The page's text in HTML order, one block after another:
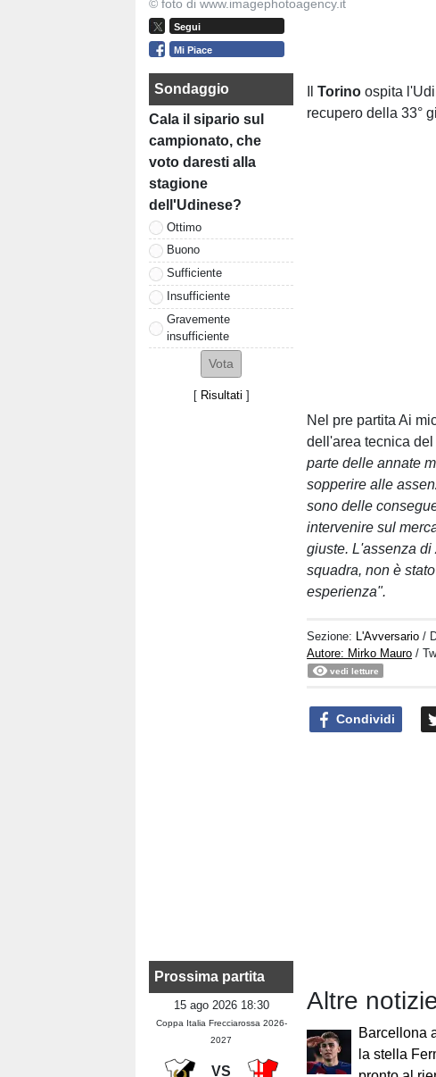
© foto di www.imagephotoagency.it
Segui
Mi Piace
Sondaggio
Cala il sipario sul
campionato, che
voto daresti alla
stagione
dell'Udinese?
Ottimo
Buono
Sufficiente
Insufficiente
Gravemente
insufficiente
[ Risultati ]
Prossima partita
15 ago 2026 18:30
Coppa Italia Frecciarossa 2026-
2027
VS
IlTorino ospita
recupero della 33°
Nel pre partita Ai
dell'area tecnica
parte delle annate
sopperire alle
sono delle
intervenire sul
giuste. L'assenza
squadra, non è
esperienza".
Sezione: L'Avversario /
Autore: Mirko Mauro /
vedi letture
Condividi
Altre
Barcellona
la stella